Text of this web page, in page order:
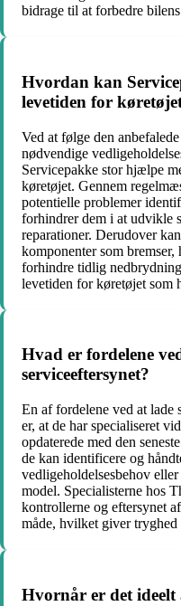
bidrage til at forbedre
Hvordan kan
levetiden for
Ved at følge den
nødvendige
Servicepakke stor hjælpe
køretøjet. Gennem
potentielle problemer
forhindrer dem i at udvikle
reparationer. Derudover
komponenter som
forhindre tidlig
levetiden for køretøjet som
Hvad er fordelene
serviceeftersynet?
En af fordelene ved at lade
er, at de har specialiseret
opdaterede med den
de kan identificere og
vedligeholdelsesbehov
model. Specialisterne hos
kontrollerne og eftersynet
måde, hvilket giver
Hvornår er det ideelt